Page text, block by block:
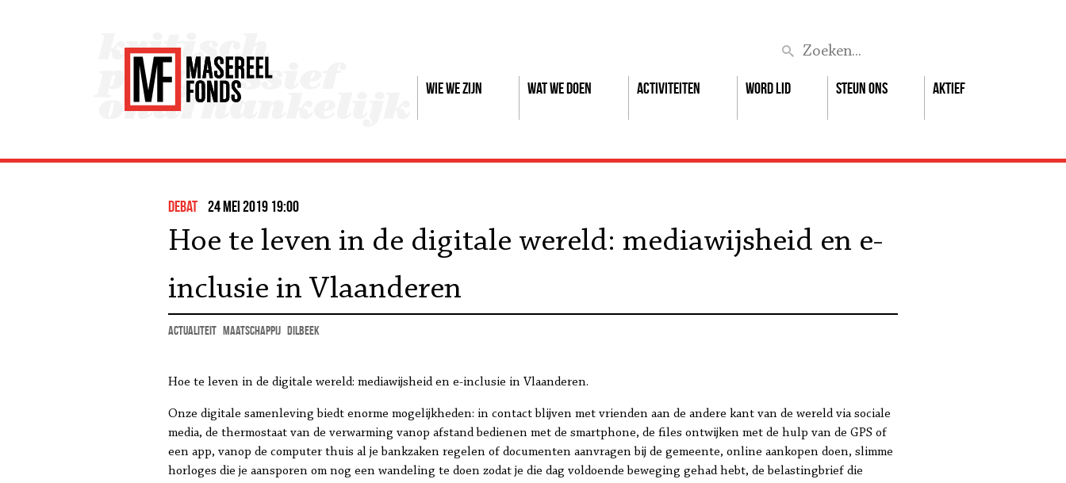
Wie we zijn Wat we doen Activiteiten Word lid Steun ons Aktief
debat 24 mei 2019 19:00
Hoe te leven in de digitale wereld: mediawijsheid en e-
inclusie in Vlaanderen
actualiteit maatschappij Dilbeek
Hoe te leven in de digitale wereld: mediawijsheid en e-inclusie in Vlaanderen.
Onze digitale samenleving biedt enorme mogelijkheden: in contact blijven met vrienden aan de andere kant van de wereld via sociale
media, de thermostaat van de verwarming vanop afstand bedienen met de smartphone, de files ontwijken met de hulp van de GPS of
een app, vanop de computer thuis al je bankzaken regelen of documenten aanvragen bij de gemeente, online aankopen doen, slimme
horloges die je aansporen om nog een wandeling te doen zodat je die dag voldoende beweging gehad hebt, de belastingbrief die